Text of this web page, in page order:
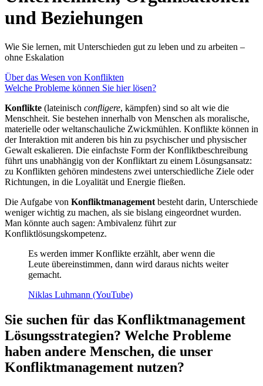
und Beziehungen
Wie Sie lernen, mit Unterschieden gut zu leben und zu arbeiten –
ohne Eskalation
Über das Wesen von Konflikten
Welche Probleme können Sie hier lösen?
Konflikte (lateinisch confligere, kämpfen) sind so alt wie die
Menschheit. Sie bestehen innerhalb von Menschen als moralische,
materielle oder weltanschauliche Zwickmühlen. Konflikte können in
der Interaktion mit anderen bis hin zu psychischer und physischer
Gewalt eskalieren. Die einfachste Form der Konfliktbeschreibung
führt uns unabhängig von der Konfliktart zu einem Lösungsansatz:
zu Konflikten gehören mindestens zwei unterschiedliche Ziele oder
Richtungen, in die Loyalität und Energie fließen.
Die Aufgabe von Konfliktmanagement besteht darin, Unterschiede
weniger wichtig zu machen, als sie bislang eingeordnet wurden.
Man könnte auch sagen: Ambivalenz führt zur
Konfliktlösungskompetenz.
Es werden immer Konflikte erzählt, aber wenn die
Leute übereinstimmen, dann wird daraus nichts weiter
gemacht.
Niklas Luhmann (YouTube)
Sie suchen für das Konfliktmanagement
Lösungsstrategien? Welche Probleme
haben andere Menschen, die unser
Konfliktmanagement nutzen?